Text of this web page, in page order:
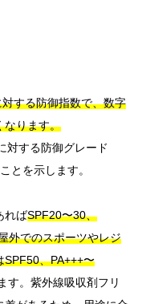
する防御指数で、数字
なります。
対する防御グレード
とを示します。
ればSPF20〜30、
外でのスポーツやレジ
、PA+++〜
す。紫外線吸収剤フリ